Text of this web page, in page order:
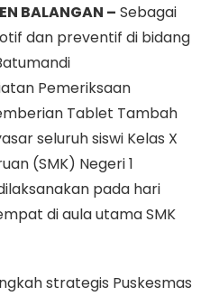
BALANGAN – Sebagai
dan preventif di bidang
Pemeriksaan
Tablet Tambah
seluruh siswi Kelas X
(SMK) Negeri 1
pada hari
di aula utama SMK
strategis Puskesmas